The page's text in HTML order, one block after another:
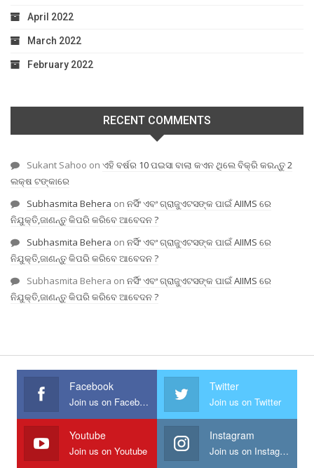
April 2022
March 2022
February 2022
RECENT COMMENTS
Sukant Sahoo on ଏହି ବର୍ଷର 10 ପଇସା ବାଲା କଏନ ଥିଲେ ବିକ୍ରି କରନ୍ତୁ 2
ଲକ୍ଷ ଟଙ୍କାରେ
Subhasmita Behera on ନର୍ସିଂ ଏବଂ ଗ୍ରାଜୁଏଟସଙ୍କ ପାଇଁ AIIMS ରେ
ନିଯୁକ୍ତି,ଜାଣନ୍ତୁ କିପରି କରିବେ ଆବେଦନ ?
Subhasmita Behera on ନର୍ସିଂ ଏବଂ ଗ୍ରାଜୁଏଟସଙ୍କ ପାଇଁ AIIMS ରେ
ନିଯୁକ୍ତି,ଜାଣନ୍ତୁ କିପରି କରିବେ ଆବେଦନ ?
Subhasmita Behera on ନର୍ସିଂ ଏବଂ ଗ୍ରାଜୁଏଟସଙ୍କ ପାଇଁ AIIMS ରେ
ନିଯୁକ୍ତି,ଜାଣନ୍ତୁ କିପରି କରିବେ ଆବେଦନ ?
Facebook
Join us on Facebook
Twitter
Join us on Twitter
Youtube
Join us on Youtube
Instagram
Join us on Instagram